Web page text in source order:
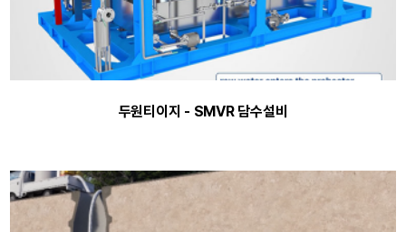
두원티이지 - SMVR 담수설비